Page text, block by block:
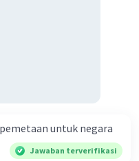
untuk negara
Jawaban terverifikasi